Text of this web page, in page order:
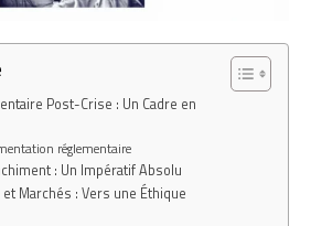
Post-Crise : Un Cadre en
réglementaire
: Un Impératif Absolu
Marchés : Vers une Éthique